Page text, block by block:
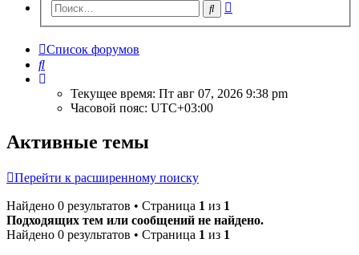
Поиск
Список форумов
Поиск
Текущее время: Пт авг 07, 2026 9:38 pm
Часовой пояс: UTC+03:00
Активные темы
Перейти к расширенному поиску
Найдено 0 результатов • Страница 1 из 1
Подходящих тем или сообщений не найдено.
Найдено 0 результатов • Страница 1 из 1